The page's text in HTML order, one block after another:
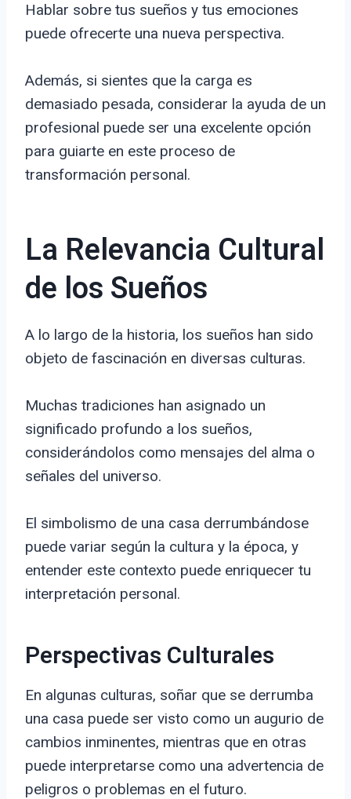
Hablar sobre tus sueños y tus emociones
puede ofrecerte una nueva perspectiva.
Además, si sientes que la carga es
demasiado pesada, considerar la ayuda de un
profesional puede ser una excelente opción
para guiarte en este proceso de
transformación personal.
La Relevancia Cultural
de los Sueños
A lo largo de la historia, los sueños han sido
objeto de fascinación en diversas culturas.
Muchas tradiciones han asignado un
significado profundo a los sueños,
considerándolos como mensajes del alma o
señales del universo.
El simbolismo de una casa derrumbándose
puede variar según la cultura y la época, y
entender este contexto puede enriquecer tu
interpretación personal.
Perspectivas Culturales
En algunas culturas, soñar que se derrumba
una casa puede ser visto como un augurio de
cambios inminentes, mientras que en otras
puede interpretarse como una advertencia de
peligros o problemas en el futuro.